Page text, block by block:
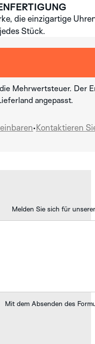
die einzigartige
Stück.
Mehrwertsteuer. Der
angepasst.
•Kontaktieren
Melden Sie sich für
Mit dem Absenden des